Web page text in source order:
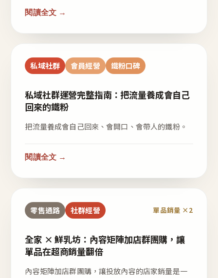
閱讀全文 →
私域社群 會員經營 鐵粉口碑
私域社群運營完整指南：把流量養成會自己
回來的鐵粉
把流量養成會自己回來、會開口、會帶人的鐵粉。
閱讀全文 →
零售通路 社群經營 單品銷量 ×2
全家 × 鮮乳坊：內容矩陣加店群團購，讓
單品在超商銷量翻倍
內容矩陣加店群團購，讓投放內容的店家銷量是一